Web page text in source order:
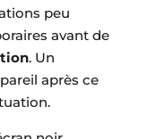
peu
avant de
. Un
après ce